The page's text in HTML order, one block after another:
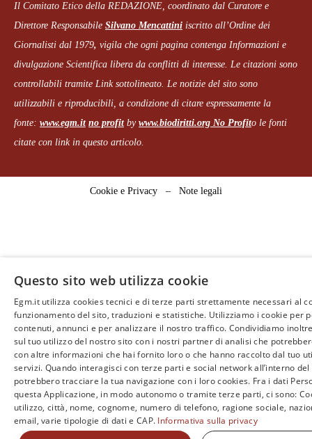
Il Comitato Etico della REDAZIONE, coordinato dal Curatore e
Direttore Responsabile Silvano Mencattini iscritto all’Ordine dei
Giornalisti dal 1979, vigila che ogni pagina contenga Informazioni e
divulgazione Scientifica libera da conflitti di interesse. Le citazioni sono
controllabili tramite Link sottolineato. Le notizie del sito sono
utilizzabili e riproducibili, a condizione di citare espressamente la
fonte: www.egm.it no profitby www.biodiritti.org No Profito le fonti
citate con link in questo articolo.
Cookie e Privacy – Note legali
Questo sito web utilizza cookie
Egm.it utilizza cookies tecnici e di terze parti strettamente necessari al
funzionamento del sito, traduzioni e statistiche. Utilizziamo i cookie per
contenuti, annunci e per analizzare il nostro traffico. Condividiamo
sul tuo utilizzo del nostro sito con i nostri partner di analisi che
con altre informazioni che hai fornito loro o che hanno raccolto dal tuo
servizi. Quando interagisci con terze parti e social network all’interno
potrebbero tracciare la tua navigazione con i loro cookies. Fra i dati
questa Applicazione, in modo autonomo o tramite terze parti, ci sono:
utilizzo, città, nome, cognome, numero di telefono, ragione sociale,
email, varie tipologie di dati e CAP. Informativa sulla privacy